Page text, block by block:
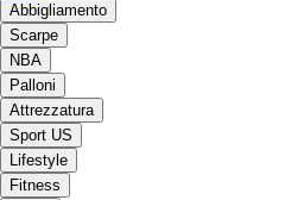
Abbigliamento
Scarpe
NBA
Palloni
Attrezzatura
Sport US
Lifestyle
Fitness